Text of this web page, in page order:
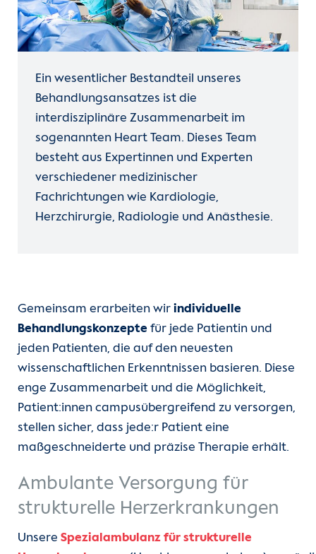
Ein wesentlicher Bestandteil unseres
Behandlungsansatzes ist die
interdisziplinäre Zusammenarbeit im
sogenannten Heart Team. Dieses Team
besteht aus Expertinnen und Experten
verschiedener medizinischer
Fachrichtungen wie Kardiologie,
Herzchirurgie, Radiologie und Anästhesie.
Gemeinsam erarbeiten wir individuelle
Behandlungskonzepte für jede Patientin und
jeden Patienten, die auf den neuesten
wissenschaftlichen Erkenntnissen basieren. Diese
enge Zusammenarbeit und die Möglichkeit,
Patient:innen campusübergreifend zu versorgen,
stellen sicher, dass jede:r Patient eine
maßgeschneiderte und präzise Therapie erhält.
Ambulante Versorgung für
strukturelle Herzerkrankungen
Unsere Spezialambulanz für strukturelle